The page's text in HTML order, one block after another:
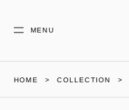
MENU
HOME COLLECTION